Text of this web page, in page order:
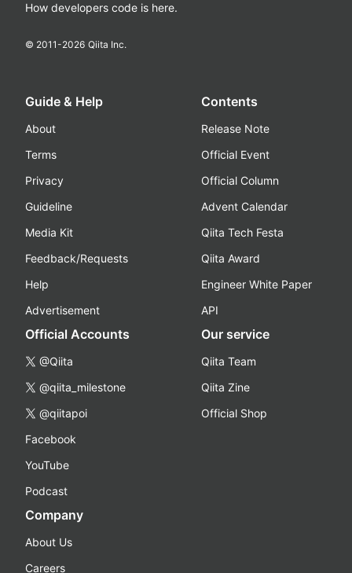
How developers code is here.
© 2011-2026 Qiita Inc.
Guide & Help
About
Terms
Privacy
Guideline
Media Kit
Feedback/Requests
Help
Advertisement
Contents
Release Note
Official Event
Official Column
Advent Calendar
Qiita Tech Festa
Qiita Award
Engineer White Paper
API
Official Accounts
@Qiita
@qiita_milestone
@qiitapoi
Facebook
YouTube
Podcast
Our service
Qiita Team
Qiita Zine
Official Shop
Company
About Us
Careers